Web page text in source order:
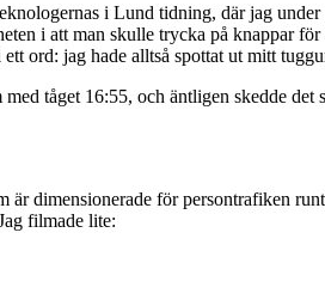
i Lund tidning, där jag
i att man skulle trycka på knappar
ord: jag hade alltså spottat ut mitt
tåget 16:55, och äntligen skedde det
dimensionerade för persontrafiken
filmade lite: